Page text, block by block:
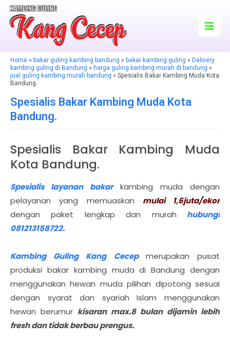
Home » bakar guling kambing bandung » bakar kambing guling » Delivery
kambing guling di Bandung » harga guling kambing murah di bandung »
jual guling kambing murah bandung » Spesialis Bakar Kambing Muda Kota
Bandung.
Spesialis Bakar Kambing Muda Kota
Bandung.
Spesialis Bakar Kambing Muda
Kota Bandung.
Spesialis layanan bakarkambing muda dengan
pelayanan yang memuaskan mulai 1,6juta/ekor
dengan paket lengkap dan murah hubungi
081213158722.
Kambing Guling Kang Cecep merupakan pusat
produksi bakar kambing muda di Bandung dengan
menggunakan hewan muda pilihan dipotong sesuai
dengan syarat dan syariah Islam menggunakan
hewan berumur kisaran max.8 bulan dijamin lebih
fresh dan tidak berbau prengus.